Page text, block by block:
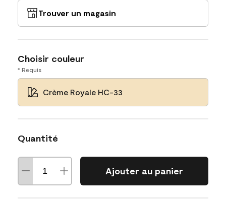
Trouver un magasin
Choisir couleur
* Requis
Crème Royale HC-33
Quantité
Ajouter au panier